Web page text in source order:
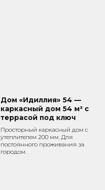
Дом «Идиллия» 54 —
каркасный дом 54 м² с
террасой под ключ
Просторный каркасный дом с
утеплителем 200 мм. Для
постоянного проживания за
городом.